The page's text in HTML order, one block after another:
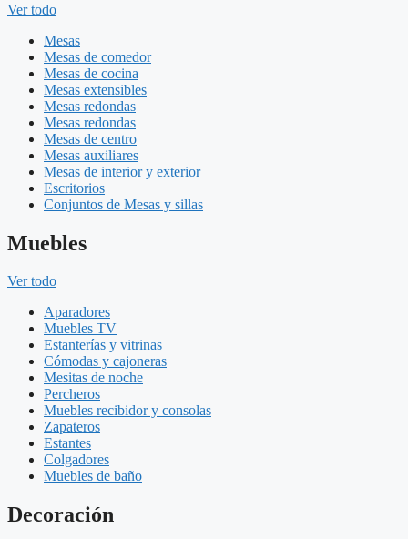
Ver todo
Mesas
Mesas de comedor
Mesas de cocina
Mesas extensibles
Mesas redondas
Mesas redondas
Mesas de centro
Mesas auxiliares
Mesas de interior y exterior
Escritorios
Conjuntos de Mesas y sillas
Muebles
Ver todo
Aparadores
Muebles TV
Estanterías y vitrinas
Cómodas y cajoneras
Mesitas de noche
Percheros
Muebles recibidor y consolas
Zapateros
Estantes
Colgadores
Muebles de baño
Decoración